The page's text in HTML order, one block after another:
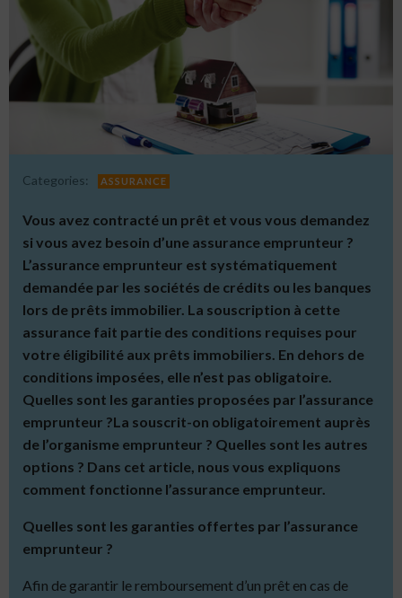
Categories: ASSURANCE
Vous avez contracté un prêt et vous vous demandez
si vous avez besoin d’une assurance emprunteur ?
L’assurance emprunteur est systématiquement
demandée par les sociétés de crédits ou les banques
lors de prêts immobilier. La souscription à cette
assurance fait partie des conditions requises pour
votre éligibilité aux prêts immobiliers. En dehors de
conditions imposées, elle n’est pas obligatoire.
Quelles sont les garanties proposées par l’assurance
emprunteur ?La souscrit-on obligatoirement auprès
de l’organisme emprunteur ? Quelles sont les autres
options ? Dans cet article, nous vous expliquons
comment fonctionne l’assurance emprunteur.
Quelles sont les garanties offertes par l’assurance
emprunteur ?
Afin de garantir le remboursement d’un prêt en cas de